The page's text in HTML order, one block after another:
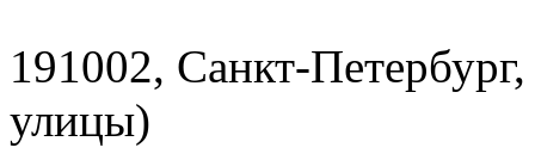
191002, Санкт-
улицы)